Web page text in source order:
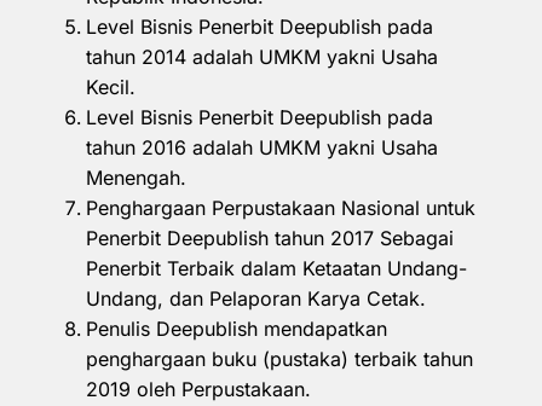
Level Bisnis Penerbit Deepublish pada
tahun 2014 adalah UMKM yakni Usaha
Kecil.
Level Bisnis Penerbit Deepublish pada
tahun 2016 adalah UMKM yakni Usaha
Menengah.
Penghargaan Perpustakaan Nasional untuk
Penerbit Deepublish tahun 2017 Sebagai
Penerbit Terbaik dalam Ketaatan Undang-
Undang, dan Pelaporan Karya Cetak.
Penulis Deepublish mendapatkan
penghargaan buku (pustaka) terbaik tahun
2019 oleh Perpustakaan.